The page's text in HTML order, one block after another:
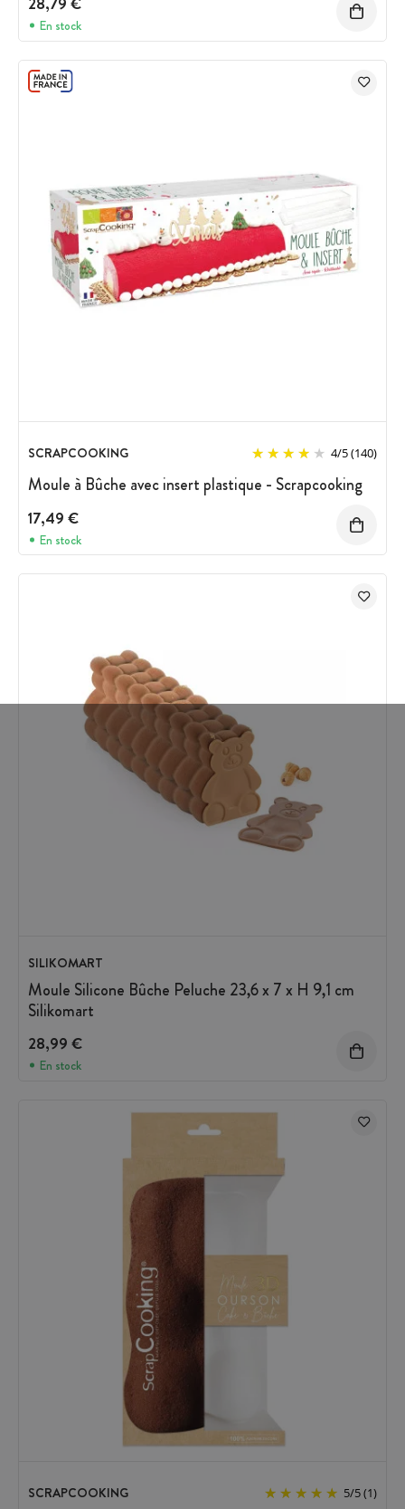
En stock
SCRAPCOOKING 4/5(140)
Moule à Bûche avec insert plastique - Scrapcooking
17,49 €
En stock
SILIKOMART
Moule Silicone Bûche Peluche 23,6 x 7 x H 9,1 cm
Silikomart
28,99 €
En stock
SCRAPCOOKING 5/5(1)